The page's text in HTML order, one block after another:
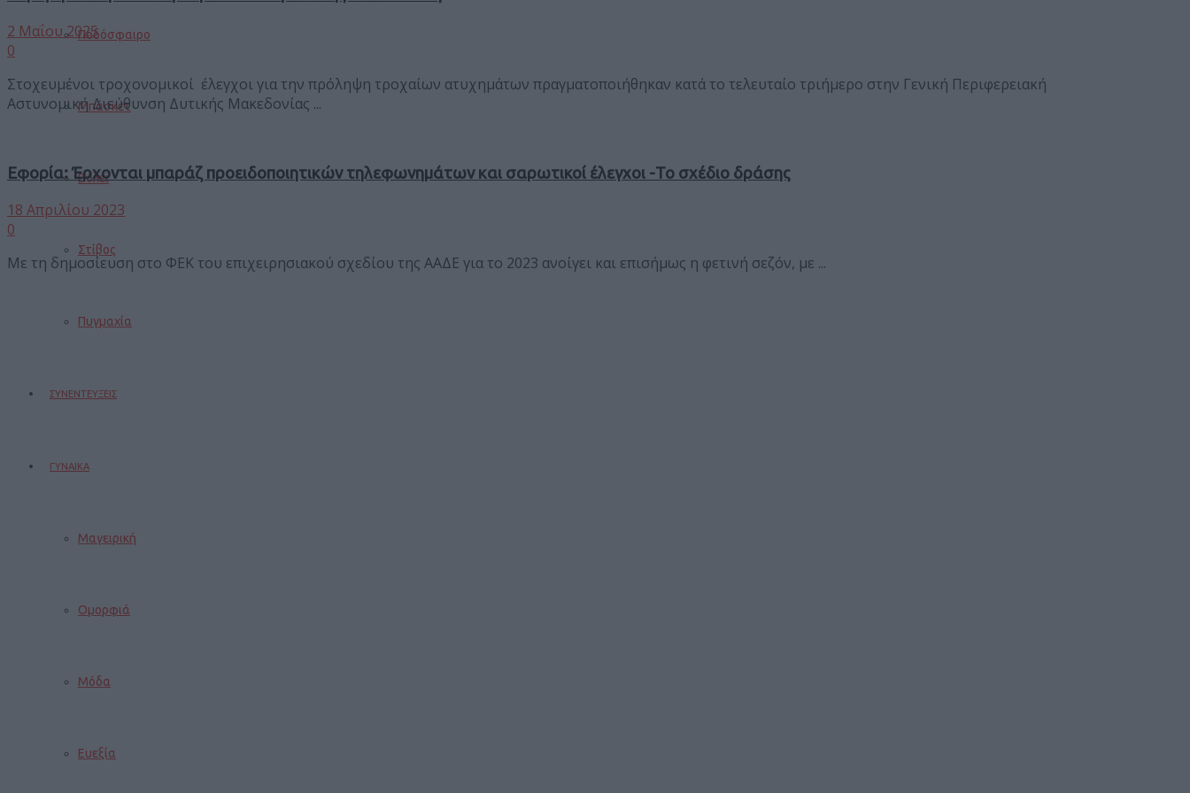
Ποδόσφαιρο
Μπάσκετ
Βόλεϊ
Στίβος
Πυγμαχία
ΣΥΝΕΝΤΕΥΞΕΙΣ
ΓΥΝΑΙΚΑ
Μαγειρική
Ομορφιά
Μόδα
Ευεξία
2 Μαΐου 2025
0
Στοχευμένοι τροχονομικοί έλεγχοι για την πρόληψη τροχαίων ατυχημάτων πραγματοποιήθηκαν κατά το τελευταίο τριήμερο στην Γενική Περιφερειακή
Αστυνομική Διεύθυνση Δυτικής Μακεδονίας ...
Εφορία: Έρχονται μπαράζ προειδοποιητικών τηλεφωνημάτων και σαρωτικοί έλεγχοι -Το σχέδιο δράσης
18 Απριλίου 2023
0
Με τη δημοσίευση στο ΦΕΚ του επιχειρησιακού σχεδίου της ΑΑΔΕ για το 2023 ανοίγει και επισήμως η φετινή σεζόν, με ...